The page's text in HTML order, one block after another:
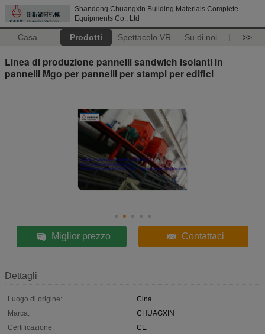
Shandong Chuangxin Building Materials Complete
Equipments Co., Ltd
Casa. Prodotti Spettacolo VR Su di noi >>
Linea di produzione pannelli sandwich isolanti in
pannelli Mgo per pannelli per stampi per edifici
Miglior prezzo Contattaci
Dettagli
Luogo di origine:
Cina
Marca:
CHUAGXIN
Certificazione:
CE